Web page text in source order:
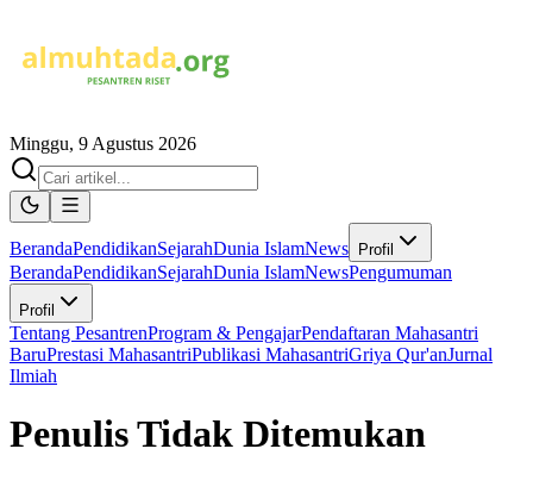
Minggu, 9 Agustus 2026
BerandaPendidikanSejarahDunia IslamNews Profil
BerandaPendidikanSejarahDunia IslamNewsPengumuman
Profil
Tentang PesantrenProgram & PengajarPendaftaran Mahasantri
BaruPrestasi MahasantriPublikasi MahasantriGriya Qur'anJurnal
Ilmiah
Penulis Tidak Ditemukan